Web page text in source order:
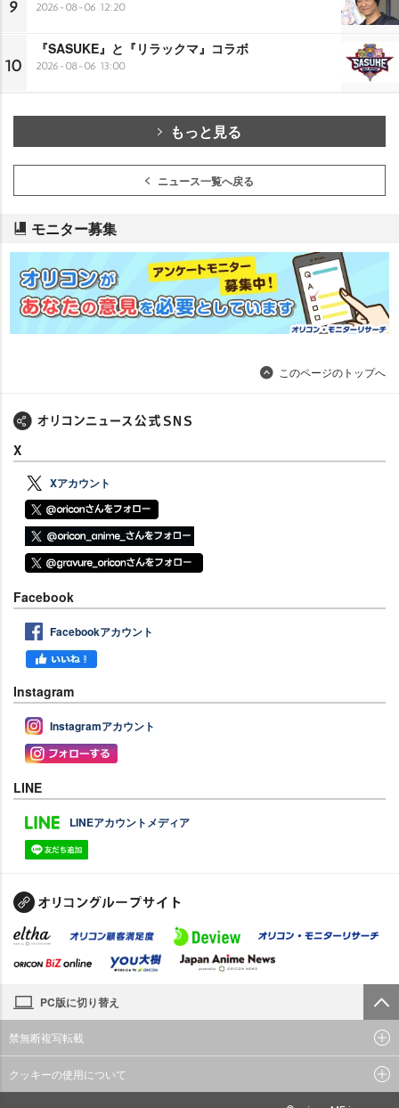
9 2026-08-06 12:20
10
『SASUKE』と『リラックマ』コラボ
2026-08-06 13:00
もっと見る
ニュース一覧へ戻る
モニター募集
このページのトップへ
X
Xアカウント
Facebook
Facebookアカウント
Instagram
Instagramアカウント
LINE
LINEアカウントメディア
PC版に切り替え
禁無断複写転載
クッキーの使用について